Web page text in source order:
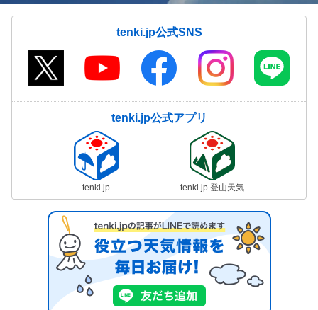
tenki.jp公式SNS
tenki.jp公式アプリ
tenki.jp tenki.jp 登山天気